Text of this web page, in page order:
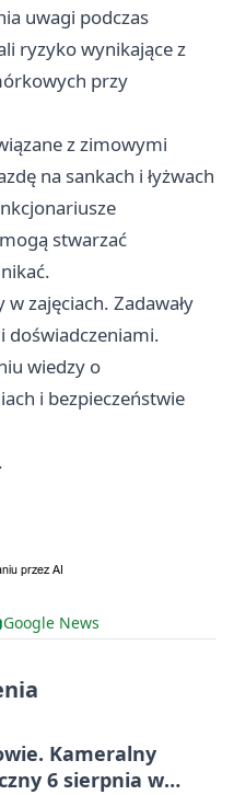
uwagi podczas
ryzyko wynikające z
przy
z zimowymi
na sankach i łyżwach
stwarzać
zajęciach. Zadawały
doświadczeniami.
wiedzy o
i bezpieczeństwie
.
Google News
Kameralny
6 sierpnia w